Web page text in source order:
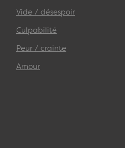
Vide / désespoir
Culpabilité
Peur / crainte
Amour